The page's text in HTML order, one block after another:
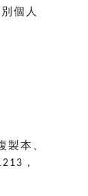
個人
製本、
，